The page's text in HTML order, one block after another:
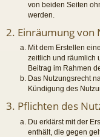
von beiden Seiten
werden.
2. Einräumung von
Mit dem Erstellen
zeitlich und räumlich
Beitrag im Rahmen
Das Nutzungsrecht
Kündigung des
3. Pflichten des
Du erklärst mit der
enthält, die gegen